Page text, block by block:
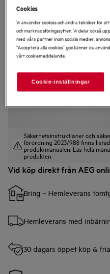
Säkerhetsinstruktioner och
förordning 2023/988 finns
produktmanualen. Läs hela
produkten.
Vid köp direkt från AEG
Bring – Hemleverans
Hemleverans med
30 dagars öppet köp &
Cookies
Vi använder cookies och andra tekniker för
och marknadsföringssyften. Vi delar också
med våra partner inom sociala medier,
”Acceptera alla cookies” godkänner du
vårt cookiemeddelande.
Cookie-inställningar